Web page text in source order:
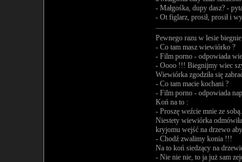
- Małgośka, dupy dasz? -
- Ot figlarz, prosił, prosił i
Pewnego razu w lesie
- Co tam masz wiewiórko ?
- Film porno - odpowiada
- Oooo !!! Biegnijmy wiec
Wiewiórka zgodziła się
- Co tam macie kochani ?
- Film porno - odpowiada
Koń na to :
- Proszę weźcie mnie ze
Niestety wiewiórka
kryjomu wejść na drzewo
- Chodź zwalimy konia !!!
Na to koń siedzący na
- Nie nie nie, to ja już sam